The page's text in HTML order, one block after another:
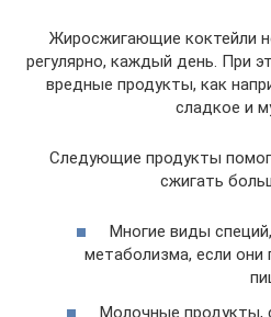
Жиросжигающие коктейли
регулярно, каждый день. При
вредные продукты, как
сладкое и
Следующие продукты
сжигать
Многие виды
метаболизма, если
Молочные продукты,